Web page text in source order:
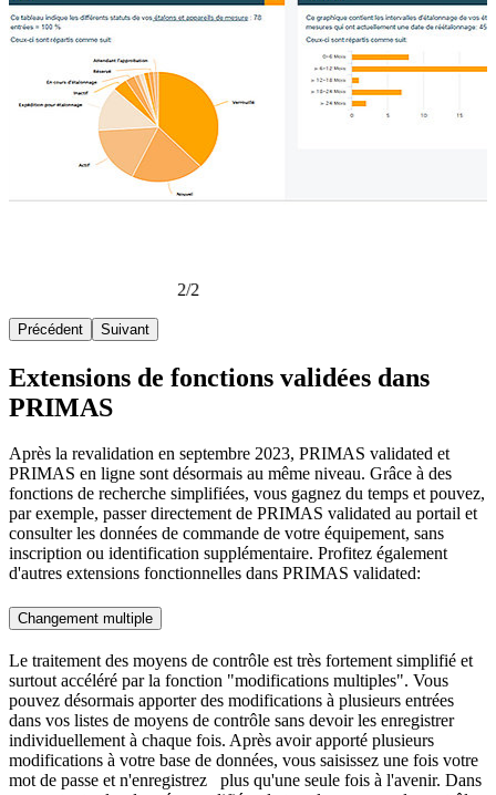
Précédent Suivant
Extensions de fonctions validées dans
PRIMAS
Après la revalidation en septembre 2023, PRIMAS validated et
PRIMAS en ligne sont désormais au même niveau. Grâce à des
fonctions de recherche simplifiées, vous gagnez du temps et pouvez,
par exemple, passer directement de PRIMAS validated au portail et
consulter les données de commande de votre équipement, sans
inscription ou identification supplémentaire. Profitez également
d'autres extensions fonctionnelles dans PRIMAS validated:
Changement multiple
Le traitement des moyens de contrôle est très fortement simplifié et
surtout accéléré par la fonction "modifications multiples". Vous
pouvez désormais apporter des modifications à plusieurs entrées
dans vos listes de moyens de contrôle sans devoir les enregistrer
individuellement à chaque fois. Après avoir apporté plusieurs
modifications à votre base de données, vous saisissez une fois votre
mot de passe et n'enregistrez plus qu'une seule fois à l'avenir. Dans